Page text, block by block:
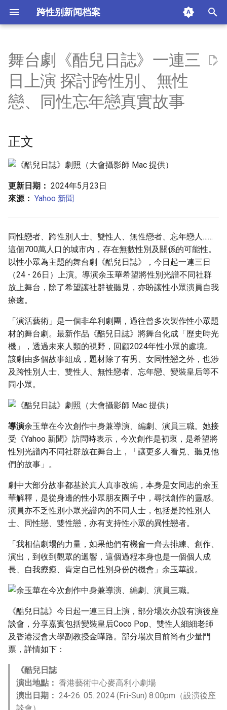
跨性别新闻档案
n
i
i
i
i
g
s
a
h
正文
摘要与附加信息
舞台劇《酷兒日誌》一連三
日上演 探討跨性別、無性
戀、同性忘年戀真實故事
正文
更新日期： 2024年5月23日
來源： Yahoo 新聞
同性戀者、跨性別人士、雙性人、無性戀者、忘年戀人……
這個700萬人口的城市內，存在無數性別及關係的可能性。
以性小眾為主題的舞台劇《酷兒日誌》，今日起一連三日
（24 - 26日）上演。導演余玉華希望將性別光譜不同社群
放上舞台，除了希望讓社群被聽見，亦盼讓性小眾演員自我
療癒。
「演活藝術」是一個非牟利劇團，過往曾多次製作性小眾題
材的舞台劇。最新作品《酷兒日誌》將舞台化成「歷史時光
機」，透過未來人類的視野，回顧2024年性小眾的處境。
該劇由多個故事組成，題材除了有男、女同性戀之外，也涉
及跨性別人士、雙性人、無性戀者、忘年戀、變裝皇后等不
同小眾。
導演余玉華在今次創作中身兼導演、編劇、演員三職。她接
受《Yahoo 新聞》訪問時表示，今次創作是初衷，是希望將
性別光譜內不同社群放在舞台上，「讓更多人看見、聽見他
們的故事」。
劇中大部分故事都基於真人真事改編，本身是女同志的余玉
華解釋，是從身邊的性小眾朋友圈子中，尋找創作的靈感。
演員亦不乏性別小眾光譜內的不同人士，包括是跨性別人
士、同性戀、雙性戀，亦有支持性小眾的異性戀者。
「我相信劇場的力量，如果他們有機會一齊去排練、創作、
演出，到收到觀眾的迴響，這個過程本身也是一個個人成
長、自我療癒、肯定自己性別身份的機會」余玉華說。
《酷兒日誌》今日起一連三日上演，部分場次亦設有演後座
談會，分享嘉賓包括變裝皇后Coco Pop、雙性人細細老師
及香港浸會大學副教授金曄路。部分場次目前尚有少量門
票，詳情如下：
《酷兒日誌
演出地點： 香港藝術中心麥高利小劇場
演出日期： 24-26. 05. 2024 (Fri-Sun) 8:00pm（設演後座